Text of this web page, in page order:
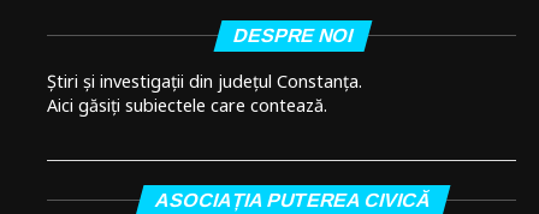
DESPRE NOI
Știri și investigații din județul Constanța.
Aici găsiți subiectele care contează.
ASOCIAȚIA PUTEREA CIVICĂ